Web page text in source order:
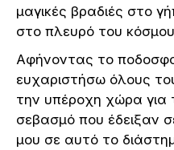
μαγικές βραδιές στο
στο πλευρό του
Αφήνοντας το
ευχαριστήσω όλους
την υπέροχη χώρα για
σεβασμό που έδειξαν
μου σε αυτό το